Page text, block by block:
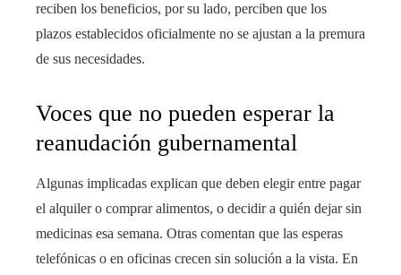
reciben los beneficios, por su lado, perciben que los
plazos establecidos oficialmente no se ajustan a la premura
de sus necesidades.
Voces que no pueden esperar la
reanudación gubernamental
Algunas implicadas explican que deben elegir entre pagar
el alquiler o comprar alimentos, o decidir a quién dejar sin
medicinas esa semana. Otras comentan que las esperas
telefónicas o en oficinas crecen sin solución a la vista. En